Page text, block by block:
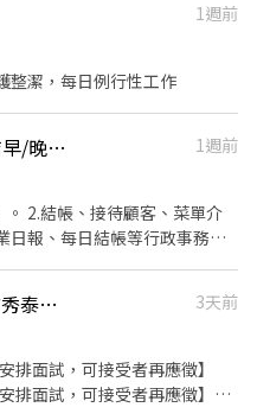
、寒暑假打工 ▪彈性排班：請
▪內場 商品進貨、準備、整
存盤點、出貨 等 ⭕獎金福
除學習到日本商業禮儀、衛生
的經營管理，例如：成本控
且制度完善，依努力及成果將
制度，加班費為5分鐘為單
拓展全台灣，讓更多人有機
品牌
1週前
整潔，每日例行性工作
矢場味噌豬排-台中Lalaport 店早/晚班兼職人員
1週前
2.結帳、接待顧客、菜單介
日報、每日結帳等行政事務。
供員工餐【預計開幕 雞湯大叔 台中站前秀泰】時薪230元＋排班獎勵金最高3,000元
3天前
排面試，可接受者再應徵】
排面試，可接受者再應徵】